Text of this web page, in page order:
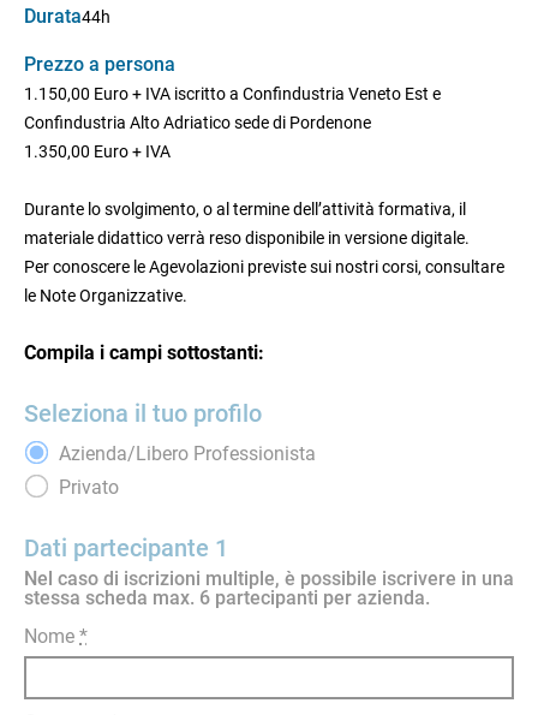
Durata44h
Prezzo a persona
1.150,00 Euro + IVA iscritto a Confindustria Veneto Est e
Confindustria Alto Adriatico sede di Pordenone
1.350,00 Euro + IVA
Durante lo svolgimento, o al termine dell’attività formativa, il
materiale didattico verrà reso disponibile in versione digitale.
Per conoscere le Agevolazioni previste sui nostri corsi, consultare
le Note Organizzative.
Compila i campi sottostanti:
Seleziona il tuo profilo
Azienda/Libero Professionista
Privato
Dati partecipante 1
Nel caso di iscrizioni multiple, è possibile iscrivere in una
stessa scheda max. 6 partecipanti per azienda.
Nome *